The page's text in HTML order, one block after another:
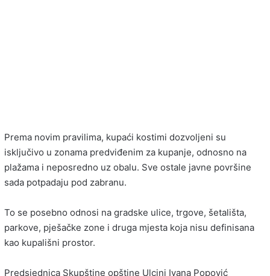
Prema novim pravilima, kupaći kostimi dozvoljeni su
isključivo u zonama predviđenim za kupanje, odnosno na
plažama i neposredno uz obalu. Sve ostale javne površine
sada potpadaju pod zabranu.
To se posebno odnosi na gradske ulice, trgove, šetališta,
parkove, pješačke zone i druga mjesta koja nisu definisana
kao kupališni prostor.
Predsjednica Skupštine opštine Ulcinj Ivana Popović